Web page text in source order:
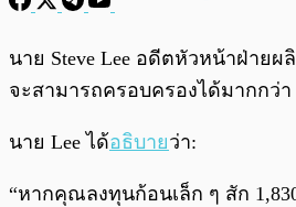
พร้อมเล่น
นาย Steve Lee อดีตหัวหน้าฝ่าย
จะสามารถครอบครองได้มากกว่า
นาย Lee ได้อธิบายว่า:
“หากคุณลงทุนก้อนเล็ก ๆ สัก